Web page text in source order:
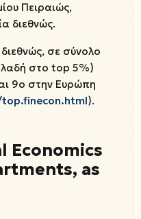
Πειραιώς,
διεθνώς.
διεθνώς, σε σύνολο
στο top 5%)
9ο στην Ευρώπη
).
Economics
as